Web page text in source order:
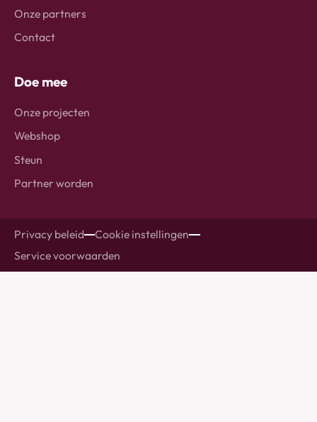
Onze partners
Contact
Doe mee
Onze projecten
Webshop
Steun
Partner worden
Privacy beleid
Cookie instellingen
Service voorwaarden